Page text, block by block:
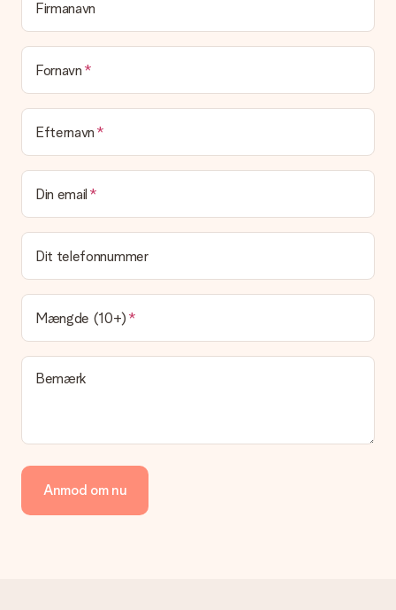
Er min gave indpakket?
I øjeblikket har vi (endnu) ikke en gaveindpakningstjeneste til
at pakke din gave. Vi leverer vores gaver i en festlig
emballage. Det betyder, at din gave er klar til at blive givet,
Leveringstid, leveringsmuligheder og
leveringsomkostninger
Kan jeg vælge en leveringsdato?
Det er ikke muligt at vælge en bestemt leveringsdato.
Hvad er leveringstiden, og hvornår modtager jeg min
gave?
Leveringstiden findes på gavens produktside. Du kan stole på,
at vores postfirma leverer din gave på denne dag.
Hvilke leveringsmuligheder kan jeg vælge?
I øjeblikket er det ikke (endnu) muligt at vælge en
leveringsindstilling. Den gave, du vil bestille, sendes enten som
en pakke eller som postkasse levering. Vil du gerne vide
hvilken måde din ordre sendes på? Kontakt venligst vores
Vi tilbyder følgende betalingsmetoder: Dankort, Paypal,
kreditkort, faktura via Klarna eller bankoverførsel. I tilfælde af
manuel betaling overførsel, skal du tage højde for en ekstra 3
Firmanavn
Fornavn
Efternavn
Din email
Dit telefonnummer
Mængde (10+)
Bemærk
Anmod om nu